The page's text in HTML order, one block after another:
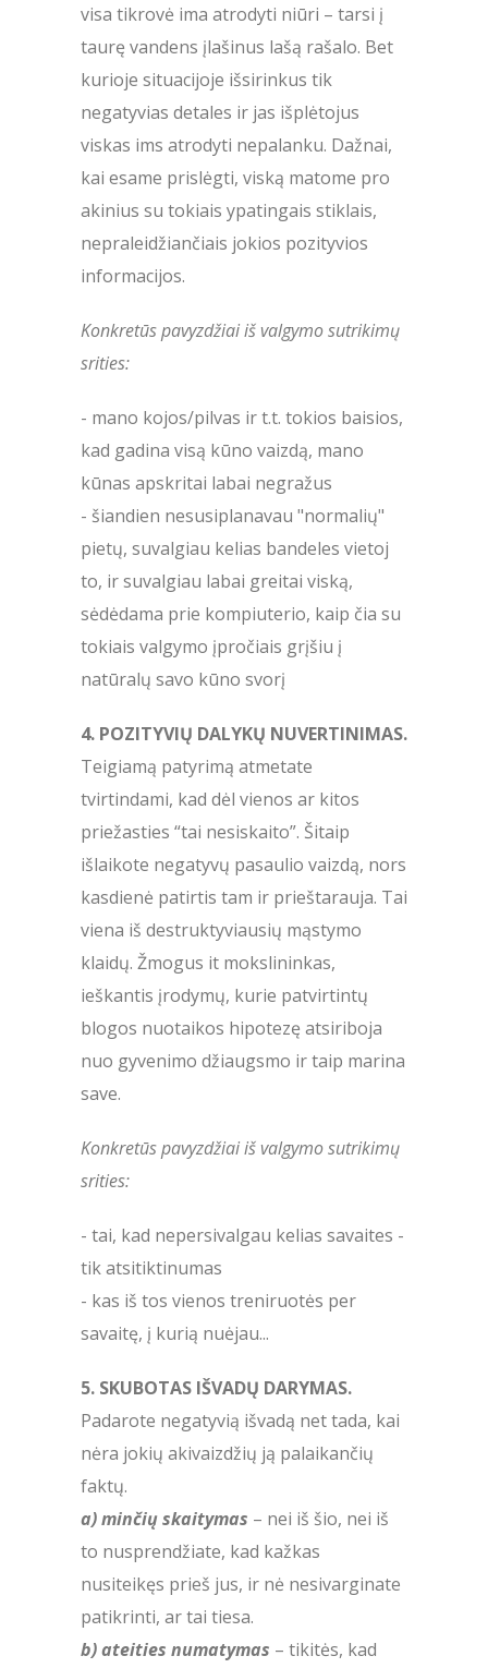
visa tikrovė ima atrodyti niūri – tarsi į
taurę vandens įlašinus lašą rašalo. Bet
kurioje situacijoje išsirinkus tik
negatyvias detales ir jas išplėtojus
viskas ims atrodyti nepalanku. Dažnai,
kai esame prislėgti, viską matome pro
akinius su tokiais ypatingais stiklais,
nepraleidžiančiais jokios pozityvios
informacijos.
Konkretūs pavyzdžiai iš valgymo sutrikimų
srities:
- mano kojos/pilvas ir t.t. tokios baisios,
kad gadina visą kūno vaizdą, mano
kūnas apskritai labai negražus
- šiandien nesusiplanavau "normalių"
pietų, suvalgiau kelias bandeles vietoj
to, ir suvalgiau labai greitai viską,
sėdėdama prie kompiuterio, kaip čia su
tokiais valgymo įpročiais grįšiu į
natūralų savo kūno svorį
4. POZITYVIŲ DALYKŲ NUVERTINIMAS.
Teigiamą patyrimą atmetate
tvirtindami, kad dėl vienos ar kitos
priežasties “tai nesiskaito”. Šitaip
išlaikote negatyvų pasaulio vaizdą, nors
kasdienė patirtis tam ir prieštarauja. Tai
viena iš destruktyviausių mąstymo
klaidų. Žmogus it mokslininkas,
ieškantis įrodymų, kurie patvirtintų
blogos nuotaikos hipotezę atsiriboja
nuo gyvenimo džiaugsmo ir taip marina
save.
Konkretūs pavyzdžiai iš valgymo sutrikimų
srities:
- tai, kad nepersivalgau kelias savaites -
tik atsitiktinumas
- kas iš tos vienos treniruotės per
savaitę, į kurią nuėjau...
5. SKUBOTAS IŠVADŲ DARYMAS.
Padarote negatyvią išvadą net tada, kai
nėra jokių akivaizdžių ją palaikančių
faktų.
a) minčių skaitymas – nei iš šio, nei iš
to nusprendžiate, kad kažkas
nusiteikęs prieš jus, ir nė nesivarginate
patikrinti, ar tai tiesa.
b) ateities numatymas – tikitės, kad